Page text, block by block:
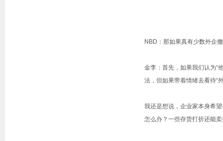
NBD：那如果真有少数外企
金李：首先，如果我们认为“
法，但如果带着情绪去看待“
我还是想说，企业家本身希
怎么办？一些存货打折还能